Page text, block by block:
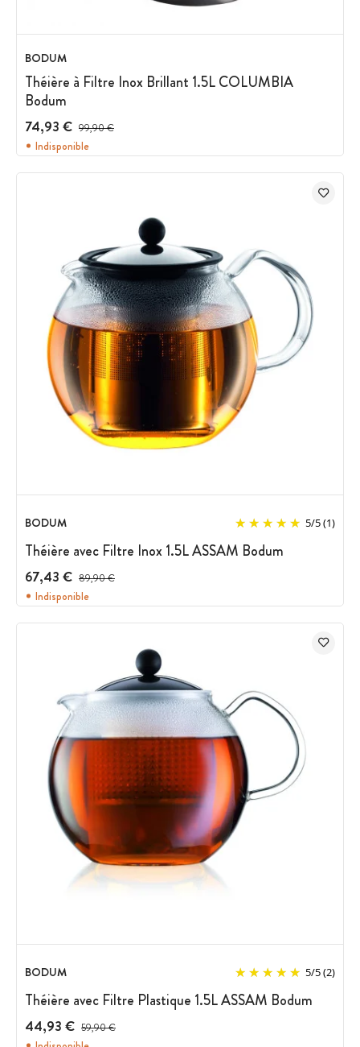
BODUM
Théière à Filtre Inox Brillant 1.5L COLUMBIA
Bodum
74,93 € Prix avant réduction :
99,90 €
Indisponible
BODUM 5/5(1)
Théière avec Filtre Inox 1.5L ASSAM Bodum
67,43 € Prix avant réduction :
89,90 €
Indisponible
BODUM 5/5(2)
Théière avec Filtre Plastique 1.5L ASSAM Bodum
44,93 € Prix avant réduction :
59,90 €